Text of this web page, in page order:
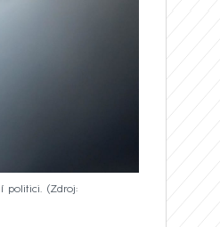
politici.
Zdroj: